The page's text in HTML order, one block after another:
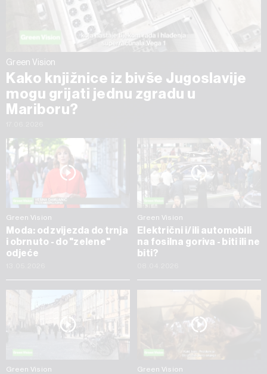
Green Vision
Kako knjižnice iz bivše Jugoslavije
mogu grijati jednu zgradu u
Mariboru?
Green Vision
Moda: od zvijezda do trnja
i obrnuto - do "zelene"
odjeće
Green Vision
Električni i/ili automobili
na fosilna goriva - biti ili ne
biti?
Green Vision Green Vision